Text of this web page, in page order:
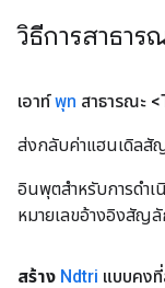
วิธีการสาธาร
เอาท์พุท สาธารณะ
ส่งกลับค่าแฮนเดิลสั
อินพุตสำหรับการดำเ
หมายเลขอ้างอิงสั
สร้าง Ndtri แบบคง